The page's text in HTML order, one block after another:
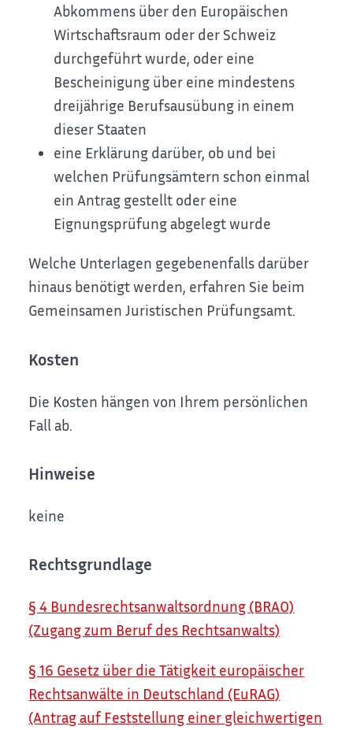
Abkommens über den Europäischen
Wirtschaftsraum oder der Schweiz
durchgeführt wurde, oder eine
Bescheinigung über eine mindestens
dreijährige Berufsausübung in einem
dieser Staaten
eine Erklärung darüber, ob und bei
welchen Prüfungsämtern schon einmal
ein Antrag gestellt oder eine
Eignungsprüfung abgelegt wurde
Welche Unterlagen gegebenenfalls darüber
hinaus benötigt werden, erfahren Sie beim
Gemeinsamen Juristischen Prüfungsamt.
Kosten
Die Kosten hängen von Ihrem persönlichen
Fall ab.
Hinweise
keine
Rechtsgrundlage
§ 4 Bundesrechtsanwaltsordnung (BRAO)
(Zugang zum Beruf des Rechtsanwalts)
§ 16 Gesetz über die Tätigkeit europäischer
Rechtsanwälte in Deutschland (EuRAG)
(Antrag auf Feststellung einer gleichwertigen